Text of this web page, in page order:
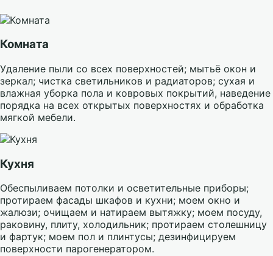
Комната
Удаление пыли со всех поверхностей; мытьё окон и
зеркал; чистка светильников и радиаторов; сухая и
влажная уборка пола и ковровых покрытий, наведение
порядка на всех открытых поверхностях и обработка
мягкой мебели.
Кухня
Обеспыливаем потолки и осветительные приборы;
протираем фасады шкафов и кухни; моем окно и
жалюзи; очищаем и натираем вытяжку; моем посуду,
раковину, плиту, холодильник; протираем столешницу
и фартук; моем пол и плинтусы; дезинфицируем
поверхности парогенератором.